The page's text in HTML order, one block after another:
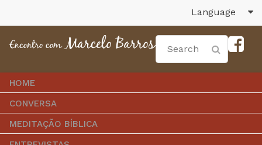
Language
HOME
CONVERSA
MEDITAÇÃO BÍBLICA